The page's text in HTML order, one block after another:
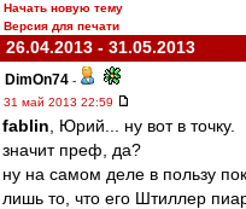
Начать новую тему
Версия для печати
26.04.2013 - 31.05.2013
DimOn74 -
31 май 2013 22:59
fablin , Юрий... ну вот в точку.
значит преф, да?
ну на самом деле в пользу
лишь то, что его Штиллер